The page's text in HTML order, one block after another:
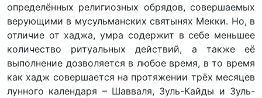
определённых религиозных обрядов, совершаемых
верующими в мусульманских святынях Мекки. Но, в
отличие от хаджа, умра содержит в себе меньшее
количество ритуальных действий, а также её
выполнение дозволяется в любое время, в то время
как хадж совершается на протяжении трёх месяцев
лунного календаря – Шавваля, Зуль-Кайды и Зуль-